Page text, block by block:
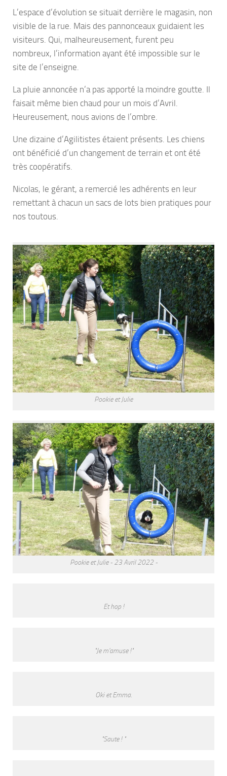
L’espace d’évolution se situait derrière le magasin, non
visible de la rue. Mais des pannonceaux guidaient les
visiteurs. Qui, malheureusement, furent peu
nombreux, l’information ayant été impossible sur le
site de l’enseigne.
La pluie annoncée n’a pas apporté la moindre goutte. Il
faisait même bien chaud pour un mois d’Avril.
Heureusement, nous avions de l’ombre.
Une dizaine d’Agilitistes étaient présents. Les chiens
ont bénéficié d’un changement de terrain et ont été
très coopératifs.
Nicolas, le gérant, a remercié les adhérents en leur
remettant à chacun un sacs de lots bien pratiques pour
nos toutous.
Pookie et Julie
Pookie et Julie - 23 Avril 2022 -
Et hop !
"Je m'amuse !"
Oki et Emma.
"Saute ! "